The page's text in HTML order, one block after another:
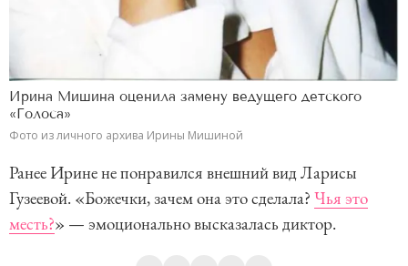
Ирина Мишина оценила замену ведущего детского
«Голоса»
Фото из личного архива Ирины Мишиной
Ранее Ирине не понравился внешний вид Ларисы
Гузеевой. «Божечки, зачем она это сделала? Чья это
месть?» — эмоционально высказалась диктор.